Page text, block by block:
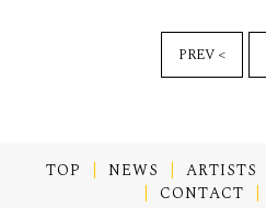
TOP NEWS ARTISTS
CONTACT